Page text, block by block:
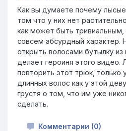
Как вы думаете почему
том что у них нет
как может быть
совсем абсурдный характер.
открыть волосами бутылку из
делает героиня этого
повторить этот трюк, только
длинных волос как у этой
грустя о том, что им уже
сделать.
Комментарии (0)